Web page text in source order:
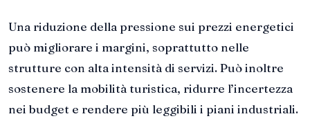
Una riduzione della pressione sui prezzi energetici
può migliorare i margini, soprattutto nelle
strutture con alta intensità di servizi. Può inoltre
sostenere la mobilità turistica, ridurre l’incertezza
nei budget e rendere più leggibili i piani industriali.